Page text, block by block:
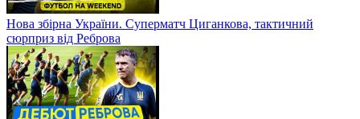
Нова збірна України. Суперматч Циганкова, тактичний
сюрприз від Реброва